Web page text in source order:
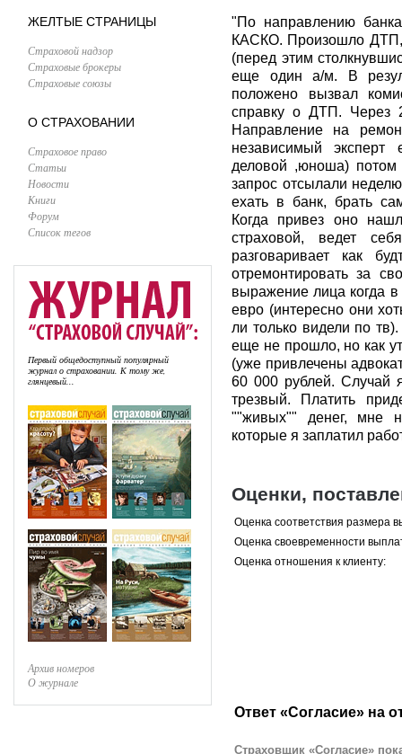
ЖЕЛТЫЕ СТРАНИЦЫ
Страховой надзор
Страховые брокеры
Страховые союзы
О СТРАХОВАНИИ
Страховое право
Статьи
Новости
Книги
Форум
Список тегов
Первый общедоступный популярный
журнал о страховании. К тому же,
глянцевый...
Архив номеров
О журнале
"По направлению
КАСКО. Произошло ДТП,
(перед этим
еще один а/м. В
положено вызвал
справку о ДТП. Через
Направление на
независимый
деловой ,юноша) потом
запрос отсылали
ехать в банк, брать
Когда привез оно
страховой, ведет
разговаривает как
отремонтировать за
выражение лица когда в
евро (интересно они
ли только видели по
еще не прошло, но как
(уже привлечены
60 000 рублей. Случай
трезвый. Платить
""живых"" денег, мне
которые я заплатил
Оценки,
Оценка соответствия размера
Оценка своевременности
Оценка отношения к клиенту:
Ответ «Согласие» на
Страховщик «Согласие»